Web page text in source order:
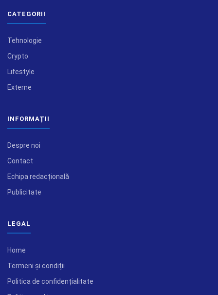
CATEGORII
Tehnologie
Crypto
Lifestyle
Externe
INFORMAȚII
Despre noi
Contact
Echipa redacțională
Publicitate
LEGAL
Home
Termeni și condiții
Politica de confidențialitate